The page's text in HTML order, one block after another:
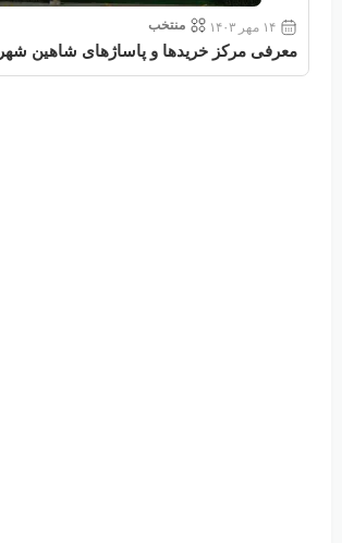
۱۴ مهر ۱۴۰۳ منتخب
معرفی مرکز خریدها و پاساژهای شاهین شهر